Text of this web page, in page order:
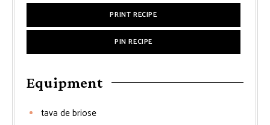
PRINT RECIPE
PIN RECIPE
Equipment
tava de briose